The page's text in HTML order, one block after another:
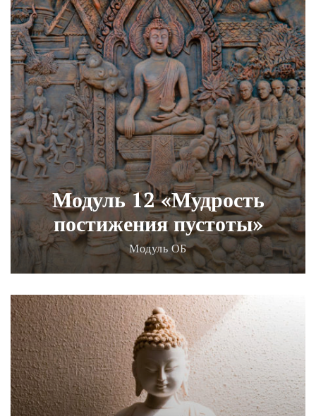
Модуль 12 «Мудрость
постижения пустоты»
Модуль ОБ